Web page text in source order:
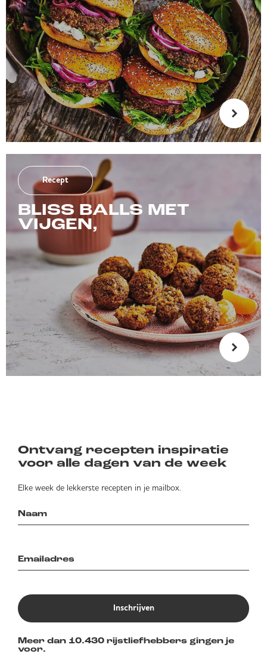
Recept
BLISS BALLS MET
VIJGEN,
Ontvang recepten inspiratie
voor alle dagen van de week
Elke week de lekkerste recepten in je mailbox.
Inschrijven
Meer dan 10.430 rijstliefhebbers gingen je
voor.